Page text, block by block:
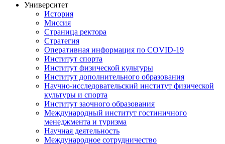
Университет
История
Миссия
Страница ректора
Стратегия
Оперативная информация по COVID-19
Институт спорта
Институт физической культуры
Институт дополнительного образования
Научно-исследовательский институт физической
культуры и спорта
Институт заочного образования
Международный институт гостиничного
менеджмента и туризма
Научная деятельность
Международное сотрудничество